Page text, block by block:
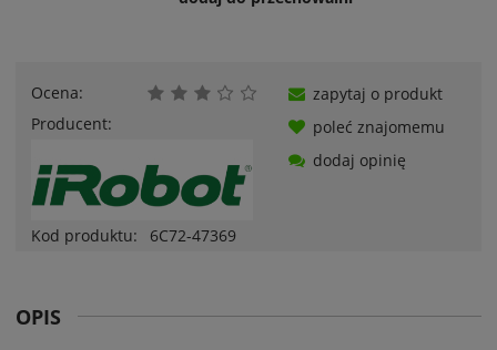
Ocena:
Producent:
Kod produktu: 6C72-47369
zapytaj o produkt
poleć znajomemu
dodaj opinię
OPIS